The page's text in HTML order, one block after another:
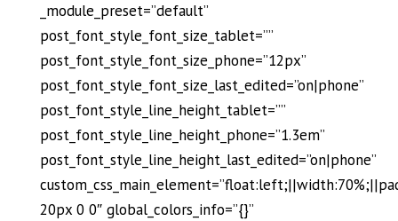
_module_preset=”default”
post_font_style_font_size_tablet=””
post_font_style_font_size_phone=”12px”
post_font_style_font_size_last_edited=”on|phone”
post_font_style_line_height_tablet=””
post_font_style_line_height_phone=”1.3em”
post_font_style_line_height_last_edited=”on|phone”
20px 0 0″ global_colors_info=”{}”